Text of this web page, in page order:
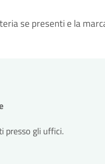
se presenti e la
presso gli uffici.